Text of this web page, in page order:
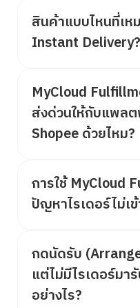
สินค้าแบบไหนที่เห
Instant Delivery?
MyCloud
ส่งด่วนให้กับแพล
Shopee ด้วยไหม?
การใช้ MyCloud
ปัญหาไรเดอร์ไม่เ
กดนัดรับ
แต่ไม่มีไรเดอร์มา
อย่างไร?